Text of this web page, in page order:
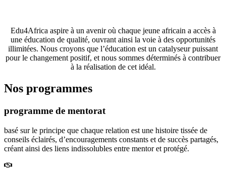
Edu4Africa aspire à un avenir où chaque jeune africain a accès à
une éducation de qualité, ouvrant ainsi la voie à des opportunités
illimitées. Nous croyons que l’éducation est un catalyseur puissant
pour le changement positif, et nous sommes déterminés à contribuer
à la réalisation de cet idéal.
Nos programmes
programme de mentorat
basé sur le principe que chaque relation est une histoire tissée de
conseils éclairés, d’encouragements constants et de succès partagés,
créant ainsi des liens indissolubles entre mentor et protégé.